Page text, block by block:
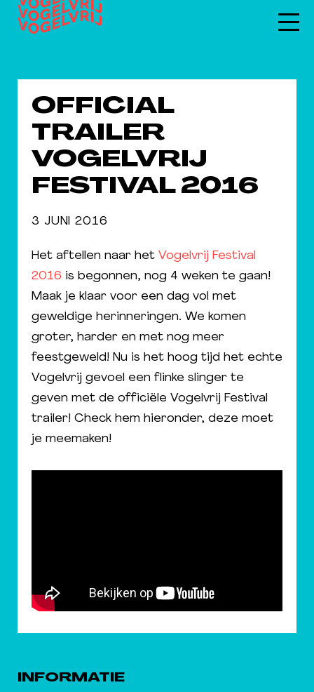
OFFICIAL
TRAILER
VOGELVRIJ
FESTIVAL 2016
3 JUNI 2016
Het aftellen naar het Vogelvrij Festival
2016 is begonnen, nog 4 weken te gaan!
Maak je klaar voor een dag vol met
geweldige herinneringen. We komen
groter, harder en met nog meer
feestgeweld! Nu is het hoog tijd het echte
Vogelvrij gevoel een flinke slinger te
geven met de officiële Vogelvrij Festival
trailer! Check hem hieronder, deze moet
je meemaken!
INFORMATIE